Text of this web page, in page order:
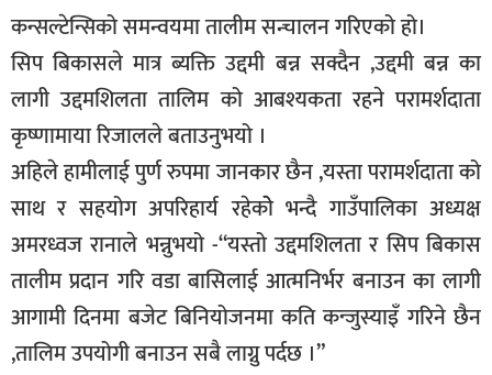
खेलकुद
बिश्व
अचम्म
दुनिया
बिचार
जीवनशैली
साहित्य
सूचना-
कन्सल्टेन्सिको समन्वयमा तालीम सन्चालन गरिएको हो।
सिप बिकासले मात्र ब्यक्ति उद्दमी बन्न सक्दैन ,उद्दमी बन्न का
लागी उद्दमशिलता तालिम को आबश्यकता रहने परामर्शदाता
कृष्णामाया रिजालले बताउनुभयो ।
अहिले हामीलाई पुर्ण रुपमा जानकार छैन ,यस्ता परामर्शदाता को
साथ र सहयोग अपरिहार्य रहेकोे भन्दै गाउँपालिका अध्यक्ष
अमरध्वज रानाले भन्नुभयो -“यस्तो उद्दमशिलता र सिप बिकास
तालीम प्रदान गरि वडा बासिलाई आत्मनिर्भर बनाउन का लागी
आगामी दिनमा बजेट बिनियोजनमा कति कन्जुस्याइँ गरिने छैन
,तालिम उपयोगी बनाउन सबै लाग्नु पर्दछ ।”